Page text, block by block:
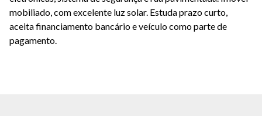
mobiliado, com excelente luz solar. Estuda prazo curto,
aceita financiamento bancário e veículo como parte de
pagamento.